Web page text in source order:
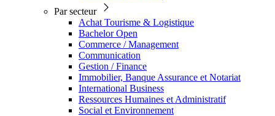
Par secteur
Achat Tourisme & Logistique
Bachelor Open
Commerce / Management
Communication
Gestion / Finance
Immobilier, Banque Assurance et Notariat
International Business
Ressources Humaines et Administratif
Social et Environnement